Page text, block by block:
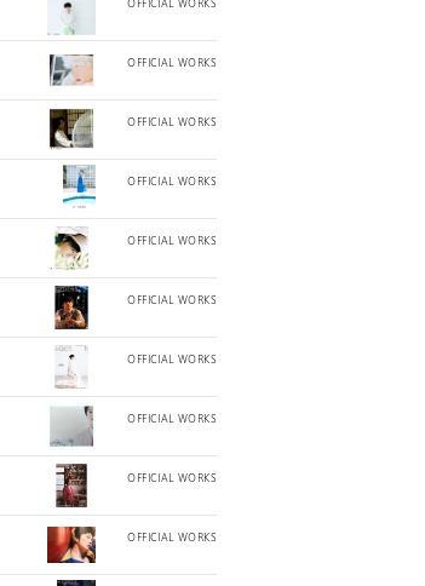
OFFICIAL WORKS
OFFICIAL WORKS
OFFICIAL WORKS
OFFICIAL WORKS
OFFICIAL WORKS
OFFICIAL WORKS
OFFICIAL WORKS
OFFICIAL WORKS
OFFICIAL WORKS
OFFICIAL WORKS